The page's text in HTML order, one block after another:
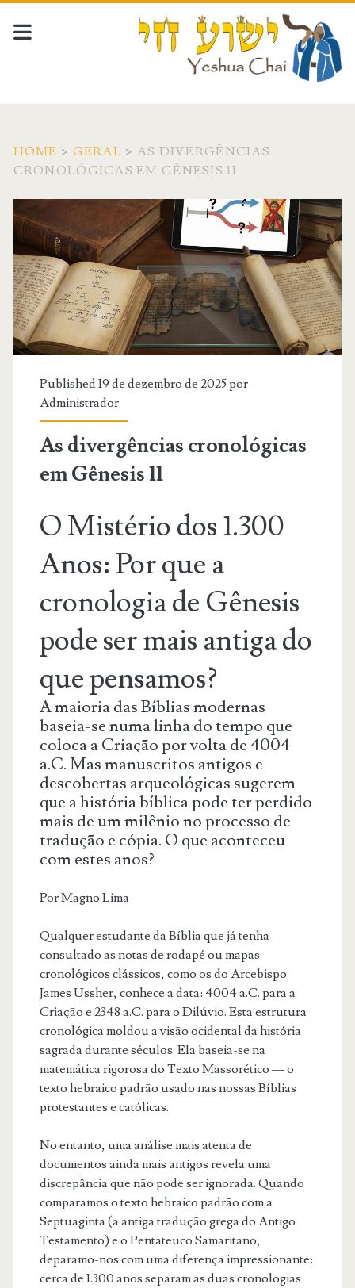
HOME > GERAL > AS DIVERGÊNCIAS
CRONOLÓGICAS EM GÊNESIS 11
Published 19 de dezembro de 2025 por
Administrador
As divergências cronológicas
em Gênesis 11
O Mistério dos 1.300
Anos: Por que a
cronologia de Gênesis
pode ser mais antiga do
que pensamos?
A maioria das Bíblias modernas
baseia-se numa linha do tempo que
coloca a Criação por volta de 4004
a.C. Mas manuscritos antigos e
descobertas arqueológicas sugerem
que a história bíblica pode ter perdido
mais de um milênio no processo de
tradução e cópia. O que aconteceu
com estes anos?
Por Magno Lima
Qualquer estudante da Bíblia que já tenha
consultado as notas de rodapé ou mapas
cronológicos clássicos, como os do Arcebispo
James Ussher, conhece a data: 4004 a.C. para a
Criação e 2348 a.C. para o Dilúvio. Esta estrutura
cronológica moldou a visão ocidental da história
sagrada durante séculos. Ela baseia-se na
matemática rigorosa do Texto Massorético — o
texto hebraico padrão usado nas nossas Bíblias
protestantes e católicas.
No entanto, uma análise mais atenta de
documentos ainda mais antigos revela uma
discrepância que não pode ser ignorada. Quando
comparamos o texto hebraico padrão com a
Septuaginta (a antiga tradução grega do Antigo
Testamento) e o Pentateuco Samaritano,
deparamo-nos com uma diferença impressionante:
cerca de 1.300 anos separam as duas cronologias